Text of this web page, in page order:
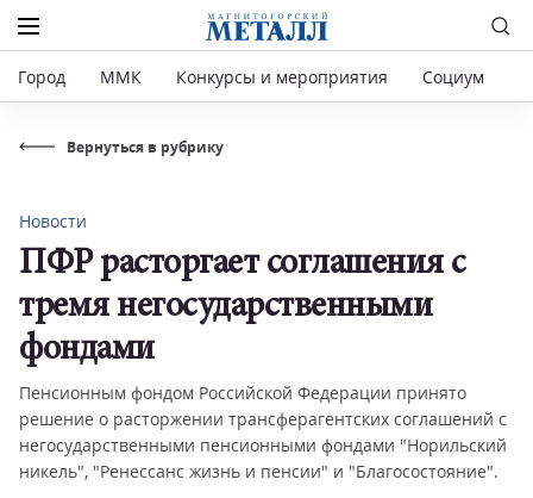
Город ММК Конкурсы и мероприятия Социум
Вернуться в рубрику
Новости
ПФР расторгает соглашения с
тремя негосударственными
фондами
Пенсионным фондом Российской Федерации принято
решение о расторжении трансферагентских соглашений с
негосударственными пенсионными фондами "Норильский
никель", "Ренессанс жизнь и пенсии" и "Благосостояние".